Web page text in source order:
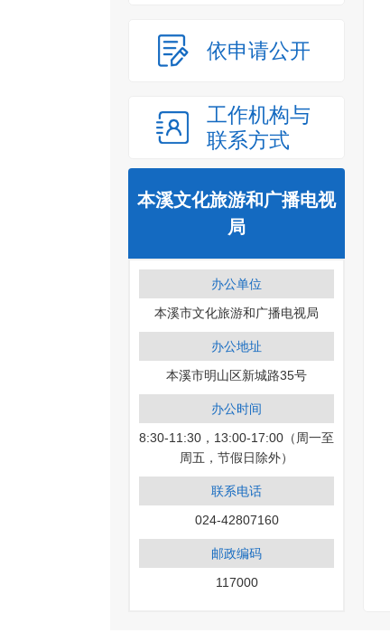
依申请公开
工作机构与
联系方式
本溪文化旅游和广播电视
局
办公单位
本溪市文化旅游和广播电视局
办公地址
本溪市明山区新城路35号
办公时间
8:30-11:30，13:00-17:00（周一至
周五，节假日除外）
联系电话
024-42807160
邮政编码
117000